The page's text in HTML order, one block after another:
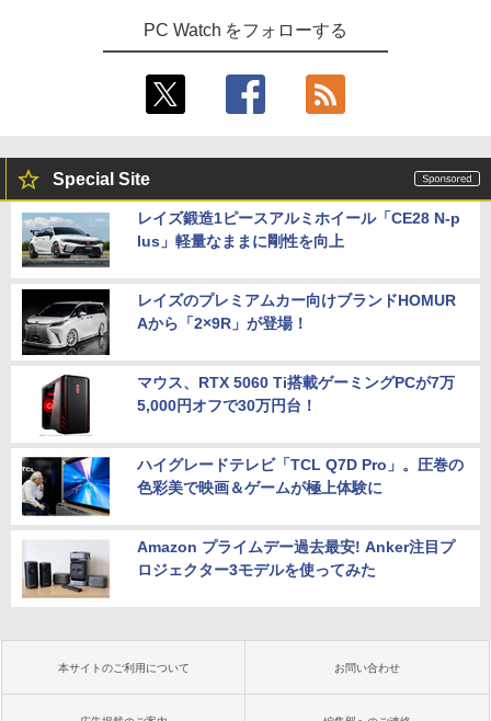
リ 8GB SSD 256GB 15.6型 WEBカメラ
テンキー HDMI 無線 Wi-Fi 整備済み 新品
MS Office 2024 H&B 搭載｜14型 WEB
カメラ 指紋認証 搭載モデル｜中古 ノー
トパソコン Windows11 Office 付き｜D
B SSD 256GB｜中古パソコン 中古ノー
トパソコン 中古PC
500T メモリ16GB SSD256GB Windows
11Pro 省スペース 小型 デスクトップPC
￥49,500
【展示品・代引不可】 富士通 FUJITSU
デスクトップPC FMV Desktop Fシリー
ズ F55-K1 23.8型/ Core i5-1235U/ メモ
リ 16GB/ SSD 512GB/ Windows 11/ 20
24 Office付き/ 2025年1月モデル
ゼン
モニター 14インチ 2K 2160x1440 3:2 ア
スペクト 100%sRGB 400cd/m? 光沢IPS
パネル 色鮮やか 470g 超軽量 Type-C対
応 miniHDMI モニター サブディスプレイ
テレワーク EVICIV
￥924
PC Watch をフォローする
Special Site
レイズ鍛造1ピースアルミホイール「CE28 N-p
lus」軽量なままに剛性を向上
レイズのプレミアムカー向けブランドHOMUR
Aから「2×9R」が登場！
マウス、RTX 5060 Ti搭載ゲーミングPCが7万
5,000円オフで30万円台！
ハイグレードテレビ「TCL Q7D Pro」。圧巻の
色彩美で映画＆ゲームが極上体験に
Amazon プライムデー過去最安! Anker注目プ
ロジェクター3モデルを使ってみた
本サイトのご利用について お問い合わせ